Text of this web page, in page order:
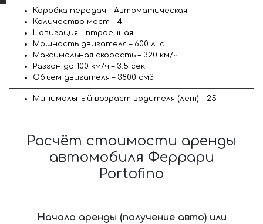
Коробка передач – Автоматическая
Количество мест – 4
Навигация – втроенная
Мощность двигателя – 600 л. с.
Максимальная скорость – 320 км/ч
Разгон до 100 км/ч – 3.5 сек
Объём двигателя – 3800 см3
Минимальный возраст водителя (лет) – 25
Расчёт стоимости аренды
автомобиля Феррари
Portofino
Начало аренды (получение авто) или